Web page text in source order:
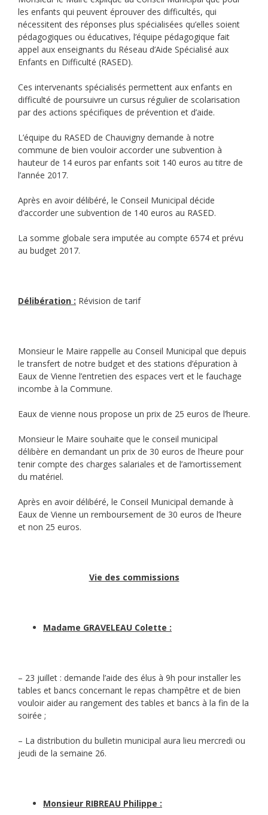
les enfants qui peuvent éprouver des difficultés, qui
nécessitent des réponses plus spécialisées qu’elles soient
pédagogiques ou éducatives, l’équipe pédagogique fait
appel aux enseignants du Réseau d’Aide Spécialisé aux
Enfants en Difficulté (RASED).
Ces intervenants spécialisés permettent aux enfants en
difficulté de poursuivre un cursus régulier de scolarisation
par des actions spécifiques de prévention et d’aide.
L’équipe du RASED de Chauvigny demande à notre
commune de bien vouloir accorder une subvention à
hauteur de 14 euros par enfants soit 140 euros au titre de
l’année 2017.
Après en avoir délibéré, le Conseil Municipal décide
d’accorder une subvention de 140 euros au RASED.
La somme globale sera imputée au compte 6574 et prévu
au budget 2017.
Délibération : Révision de tarif
Monsieur le Maire rappelle au Conseil Municipal que depuis
le transfert de notre budget et des stations d’épuration à
Eaux de Vienne l’entretien des espaces vert et le fauchage
incombe à la Commune.
Eaux de vienne nous propose un prix de 25 euros de l’heure.
Monsieur le Maire souhaite que le conseil municipal
délibère en demandant un prix de 30 euros de l’heure pour
tenir compte des charges salariales et de l’amortissement
du matériel.
Après en avoir délibéré, le Conseil Municipal demande à
Eaux de Vienne un remboursement de 30 euros de l’heure
et non 25 euros.
Vie des commissions
Madame GRAVELEAU Colette :
– 23 juillet : demande l’aide des élus à 9h pour installer les
tables et bancs concernant le repas champêtre et de bien
vouloir aider au rangement des tables et bancs à la fin de la
soirée ;
– La distribution du bulletin municipal aura lieu mercredi ou
jeudi de la semaine 26.
Monsieur RIBREAU Philippe :